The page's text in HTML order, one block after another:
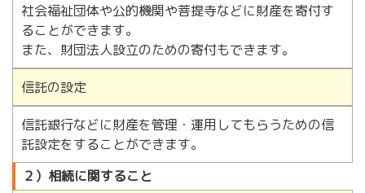
社会福祉団体や公的機関や菩提寺などに財産を寄付す
ることができます。
また、財団法人設立のための寄付もできます。
信託の設定
信託銀行などに財産を管理・運用してもらうための信
託設定をすることができます。
２）相続に関すること